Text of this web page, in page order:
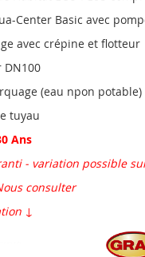
Center Basic avec
avec crépine et flotteur
DN100
(eau npon potable)
tuyau
Ans
- variation possible
consulter
↓